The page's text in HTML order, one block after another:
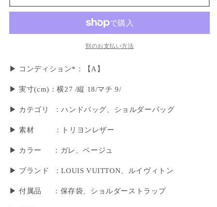
別のお支払い方法
▶ コンディション*：【A】
▶︎ 実寸(cm)：横27 /縦 18/マチ 9/
▶ カテゴリ ：ハンドバッグ、ショルダーバッグ
▶ 素材 ：トリヨンレザー
▶ カラー ：ガレ、ベージュ
▶ ブランド ：LOUIS VUITTON、ルイヴィトン
▶ 付属品 ：保存袋、ショルダーストラップ